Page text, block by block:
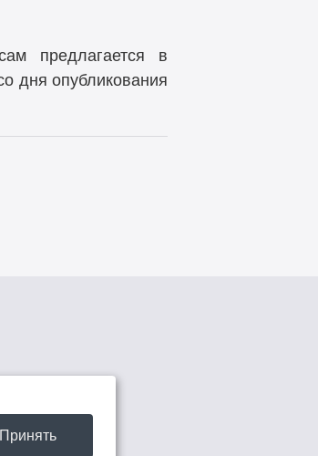
предлагается в
дня опубликования
Принять